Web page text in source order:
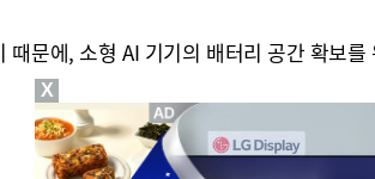
문에, 소형 AI 기기의 배터리 공간 확보
X